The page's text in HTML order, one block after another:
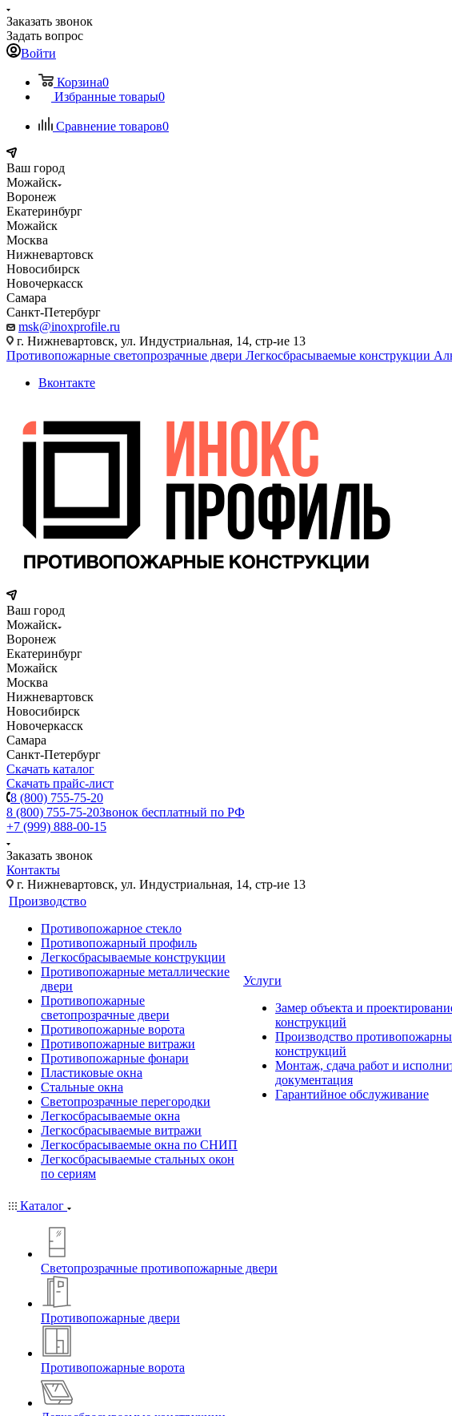
Заказать звонок
Задать вопрос
Войти
Корзина0
Избранные товары0
Сравнение товаров0
Ваш город
Можайск
Воронеж
Екатеринбург
Можайск
Москва
Нижневартовск
Новосибирск
Новочеркасск
Самара
Санкт-Петербург
msk@inoxprofile.ru
г. Нижневартовск, ул. Индустриальная, 14, стр-ие 13
Противопожарные светопрозрачные двери Легкосбрасываемые конструкции
Вконтакте
Ваш город
Можайск
Воронеж
Екатеринбург
Можайск
Москва
Нижневартовск
Новосибирск
Новочеркасск
Самара
Санкт-Петербург
Скачать каталог
Скачать прайс-лист
8 (800) 755-75-20
8 (800) 755-75-20Звонок бесплатный по РФ
+7 (999) 888-00-15
Заказать звонок
Контакты
г. Нижневартовск, ул. Индустриальная, 14, стр-ие 13
Производство
Противопожарное стекло
Противопожарный профиль
Легкосбрасываемые конструкции
Противопожарные металлические
двери
Противопожарные
светопрозрачные двери
Противопожарные ворота
Противопожарные витражи
Противопожарные фонари
Пластиковые окна
Стальные окна
Светопрозрачные перегородки
Легкосбрасываемые окна
Легкосбрасываемые витражи
Легкосбрасываемые окна по СНИП
Легкосбрасываемые стальных окон
по сериям
Услуги
Замер объекта и
конструкций
Производство
конструкций
Монтаж, сдача работ и
документация
Гарантийное обслуживание
Каталог
Светопрозрачные противопожарные двери
Противопожарные двери
Противопожарные ворота